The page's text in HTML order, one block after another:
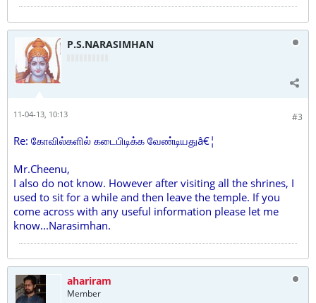
P.S.NARASIMHAN
#3
11-04-13, 10:13
Re: கோவில்களில் கடைபிடிக்க வேண்டியதுâ€¦
Mr.Cheenu,
I also do not know. However after visiting all the shrines, I
used to sit for a while and then leave the temple. If you
come across with any useful information please let me
know...Narasimhan.
ahariram
Member